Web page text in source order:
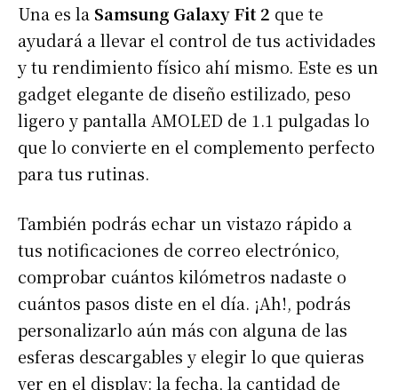
Una es la Samsung Galaxy Fit 2 que te
ayudará a llevar el control de tus actividades
y tu rendimiento físico ahí mismo. Este es un
gadget elegante de diseño estilizado, peso
ligero y pantalla AMOLED de 1.1 pulgadas lo
que lo convierte en el complemento perfecto
para tus rutinas.
También podrás echar un vistazo rápido a
tus notificaciones de correo electrónico,
comprobar cuántos kilómetros nadaste o
cuántos pasos diste en el día. ¡Ah!, podrás
personalizarlo aún más con alguna de las
esferas descargables y elegir lo que quieras
ver en el display: la fecha, la cantidad de